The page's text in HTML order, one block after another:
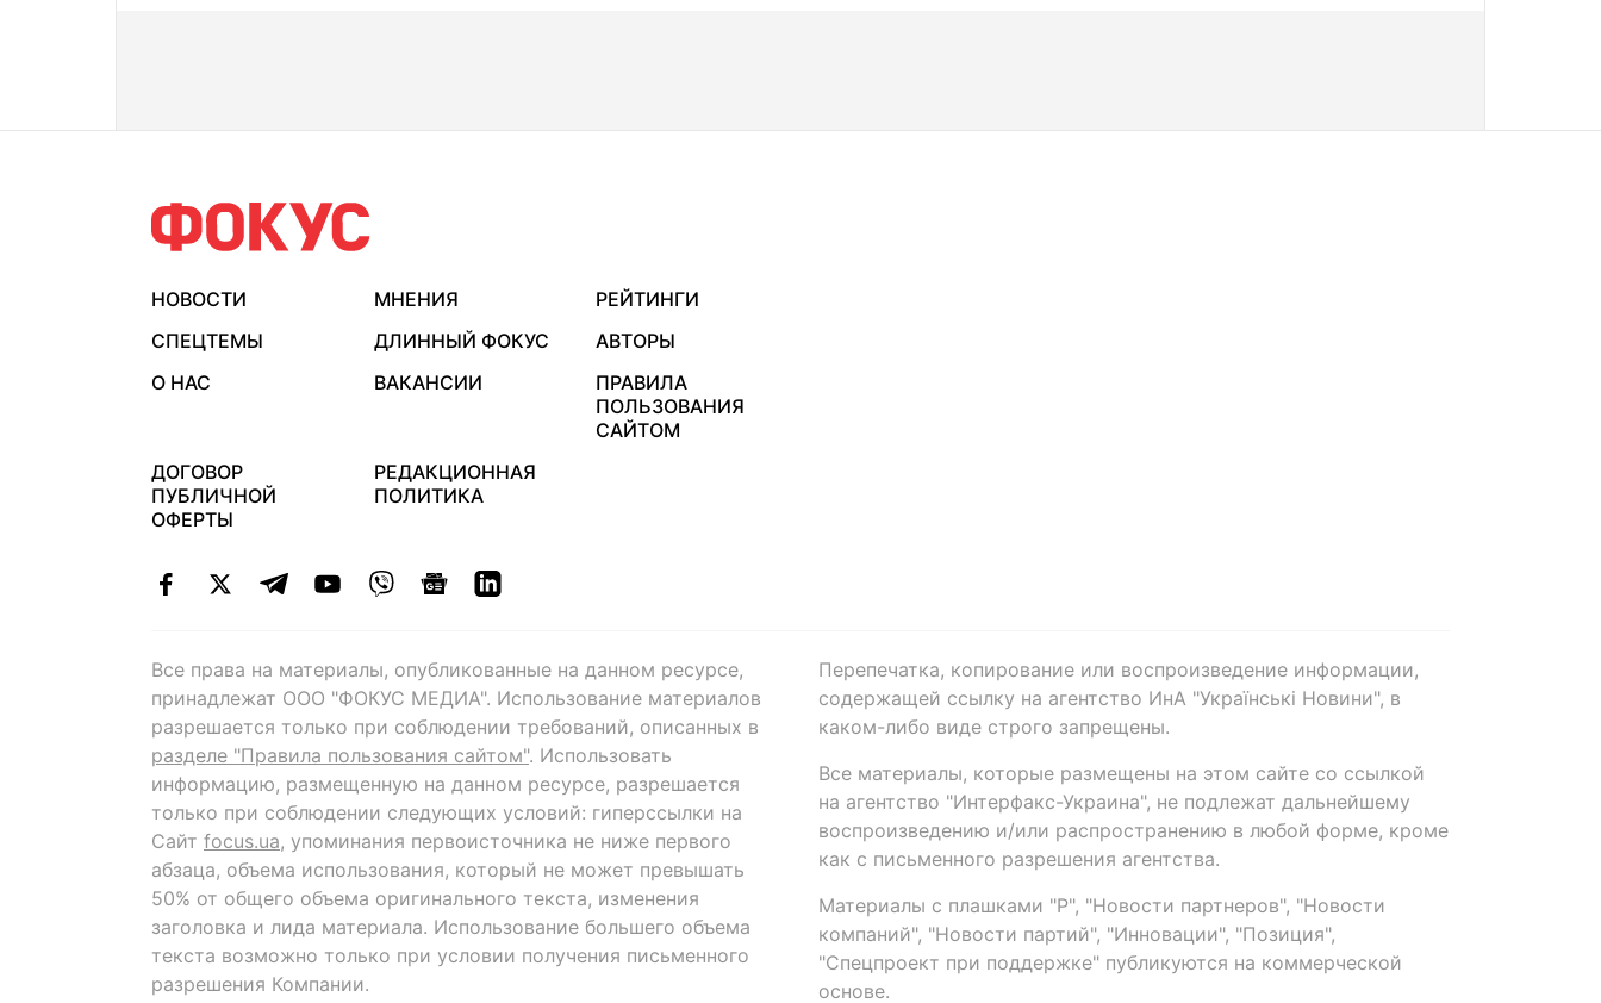
НОВОСТИ МНЕНИЯ
РЕЙТИНГИ
СПЕЦТЕМЫ
ДЛИННЫЙ ФОКУС
АВТОРЫ
О НАС
ВАКАНСИИ
ПРАВИЛА
ПОЛЬЗОВАНИЯ
САЙТОМ
ДОГОВОР
ПУБЛИЧНОЙ
ОФЕРТЫ
РЕДАКЦИОННАЯ
ПОЛИТИКА
Все права на материалы, опубликованные на данном ресурсе,
принадлежат ООО "ФОКУС МЕДИА". Использование материалов
разрешается только при соблюдении требований, описанных в
разделе "Правила пользования сайтом". Использовать
информацию, размещенную на данном ресурсе, разрешается
только при соблюдении следующих условий: гиперссылки на
Сайт focus.ua, упоминания первоисточника не ниже первого
абзаца, объема использования, который не может превышать
50% от общего объема оригинального текста, изменения
заголовка и лида материала. Использование большего объема
текста возможно только при условии получения письменного
разрешения Компании.
Перепечатка, копирование или воспроизведение информации,
содержащей ссылку на агентство ИнА "Українські Новини", в
каком-либо виде строго запрещены.
Все материалы, которые размещены на этом сайте со ссылкой
на агентство "Интерфакс-Украина", не подлежат дальнейшему
воспроизведению и/или распространению в любой форме, кроме
как с письменного разрешения агентства.
Материалы с плашками "Р", "Новости партнеров", "Новости
компаний", "Новости партий", "Инновации", "Позиция",
"Спецпроект при поддержке" публикуются на коммерческой
основе.